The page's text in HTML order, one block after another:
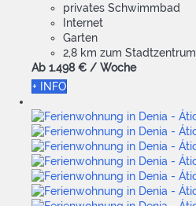
privates Schwimmbad
Internet
Garten
2,8 km zum Stadtzentrum
Ab 1.498 € / Woche
+ INFO